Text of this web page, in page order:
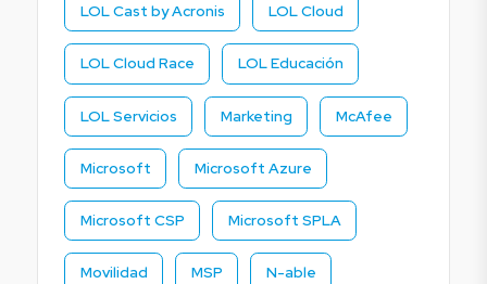
LOL Cast by Acronis LOL Cloud
LOL Cloud Race LOL Educación
LOL Servicios Marketing McAfee
Microsoft Microsoft Azure
Microsoft CSP Microsoft SPLA
Movilidad MSP N-able